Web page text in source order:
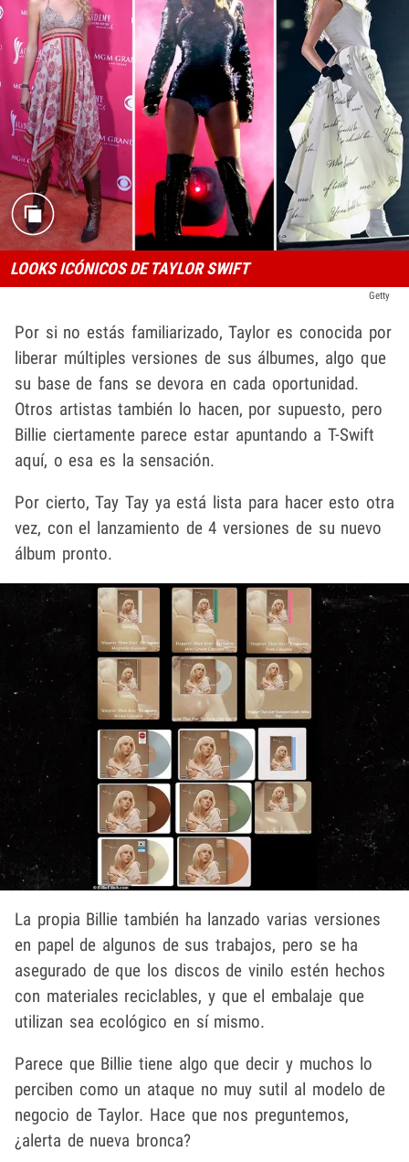
LOOKS ICÓNICOS DE TAYLOR SWIFT
Getty
Por si no estás familiarizado, Taylor es conocida por
liberar múltiples versiones de sus álbumes, algo que
su base de fans se devora en cada oportunidad.
Otros artistas también lo hacen, por supuesto, pero
Billie ciertamente parece estar apuntando a T-Swift
aquí, o esa es la sensación.
Por cierto, Tay Tay ya está lista para hacer esto otra
vez, con el lanzamiento de 4 versiones de su nuevo
álbum pronto.
La propia Billie también ha lanzado varias versiones
en papel de algunos de sus trabajos, pero se ha
asegurado de que los discos de vinilo estén hechos
con materiales reciclables, y que el embalaje que
utilizan sea ecológico en sí mismo.
Parece que Billie tiene algo que decir y muchos lo
perciben como un ataque no muy sutil al modelo de
negocio de Taylor. Hace que nos preguntemos,
¿alerta de nueva bronca?